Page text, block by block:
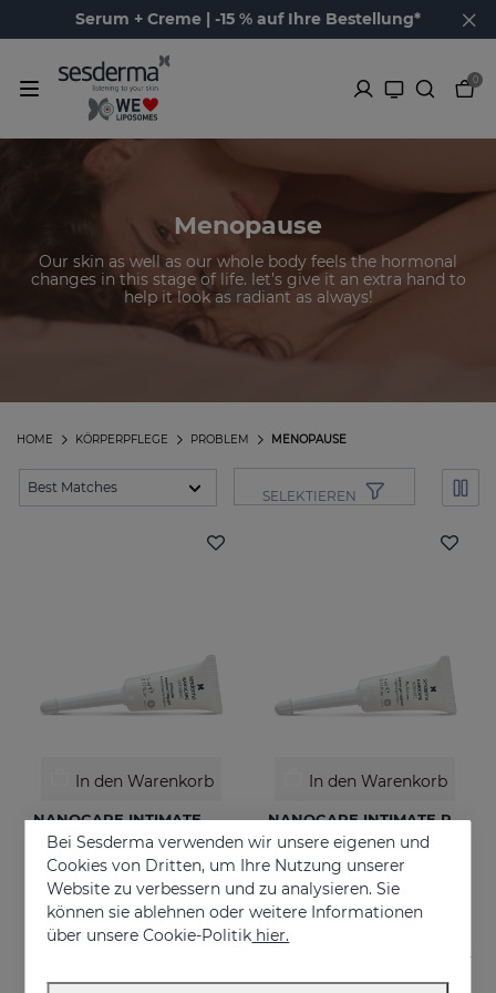
Serum + Creme | -15 % auf Ihre Bestellung*
0
Menopause
Our skin as well as our whole body feels the hormonal
changes in this stage of life. let’s give it an extra hand to
help it look as radiant as always!
MENOPAUSE
PROBLEM
KÖRPERPFLEGE
HOME
SELEKTIEREN
In den Warenkorb
NANOCARE INTIMATE Hidratante Intimo
Tratamiento contra la sequedad vaginal. Humecta y lubrica de forma inmediata y duradera.
€ 18,95
In den Warenkorb
NANOCARE INTIMATE PERFECT CARE 8*5 ML
€ 36,95
Bei Sesderma verwenden wir unsere eigenen und
Cookies von Dritten, um Ihre Nutzung unserer
Website zu verbessern und zu analysieren. Sie
können sie ablehnen oder weitere Informationen
über unsere Cookie-Politik hier.